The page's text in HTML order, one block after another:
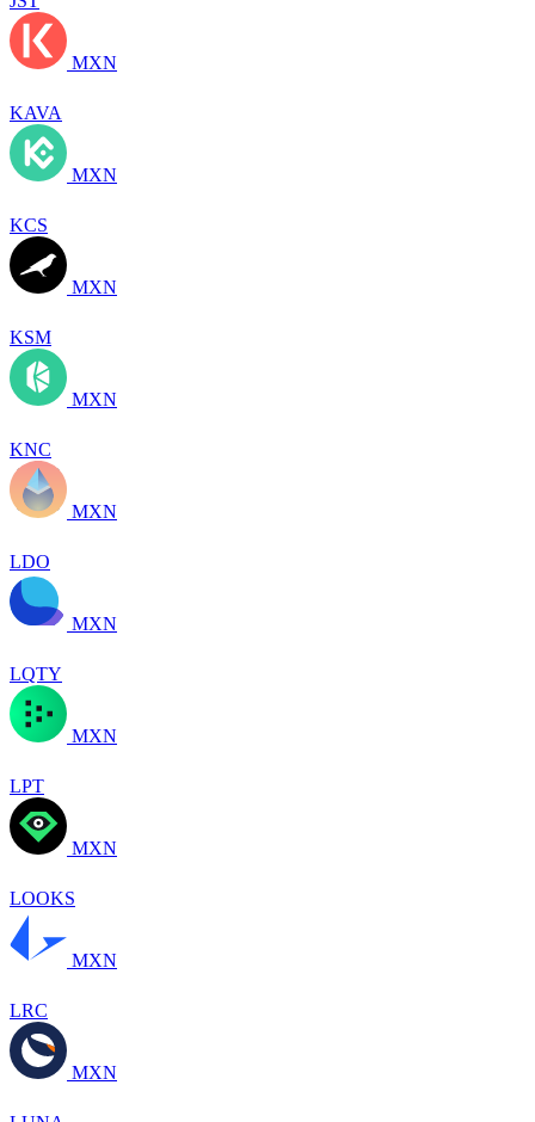
MXN
KAVA
MXN
KCS
MXN
KSM
MXN
KNC
MXN
LDO
MXN
LQTY
MXN
LPT
MXN
LOOKS
MXN
LRC
MXN